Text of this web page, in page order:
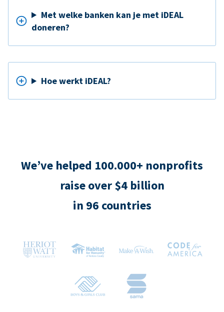
Met welke banken kan je met iDEAL
doneren?
Hoe werkt iDEAL?
We’ve helped 100.000+ nonprofits
raise over $4 billion
in 96 countries